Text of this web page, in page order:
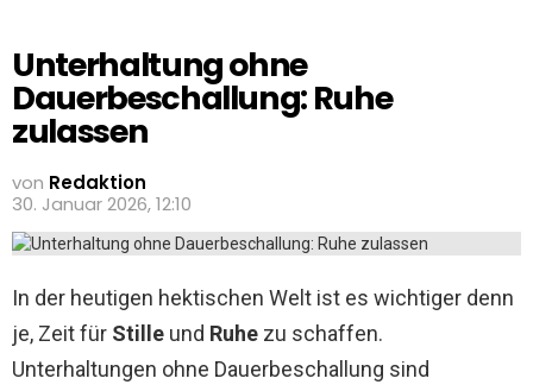
Unterhaltung ohne
Dauerbeschallung: Ruhe
zulassen
von Redaktion
30. Januar 2026, 12:10
In der heutigen hektischen Welt ist es wichtiger denn
je, Zeit für Stille und Ruhe zu schaffen.
Unterhaltungen ohne Dauerbeschallung sind